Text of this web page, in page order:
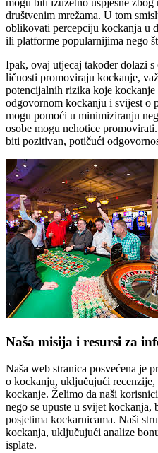
mogu biti izuzetno uspješne
društvenim mrežama. U tom
oblikovati percepciju kockanja u
ili platforme popularnijima nego
Ipak, ovaj utjecaj također dolazi
ličnosti promoviraju kockanje,
potencijalnih rizika koje
odgovornom kockanju i svijest o
mogu pomoći u minimiziranju
osobe mogu nehotice
biti pozitivan, potičući
Naša misija i resursi za
Naša web stranica posvećena je
o kockanju, uključujući recenzije,
kockanje. Želimo da naši
nego se upuste u svijet
posjetima kockarnicama. Naši
kockanja, uključujući analize
isplate.